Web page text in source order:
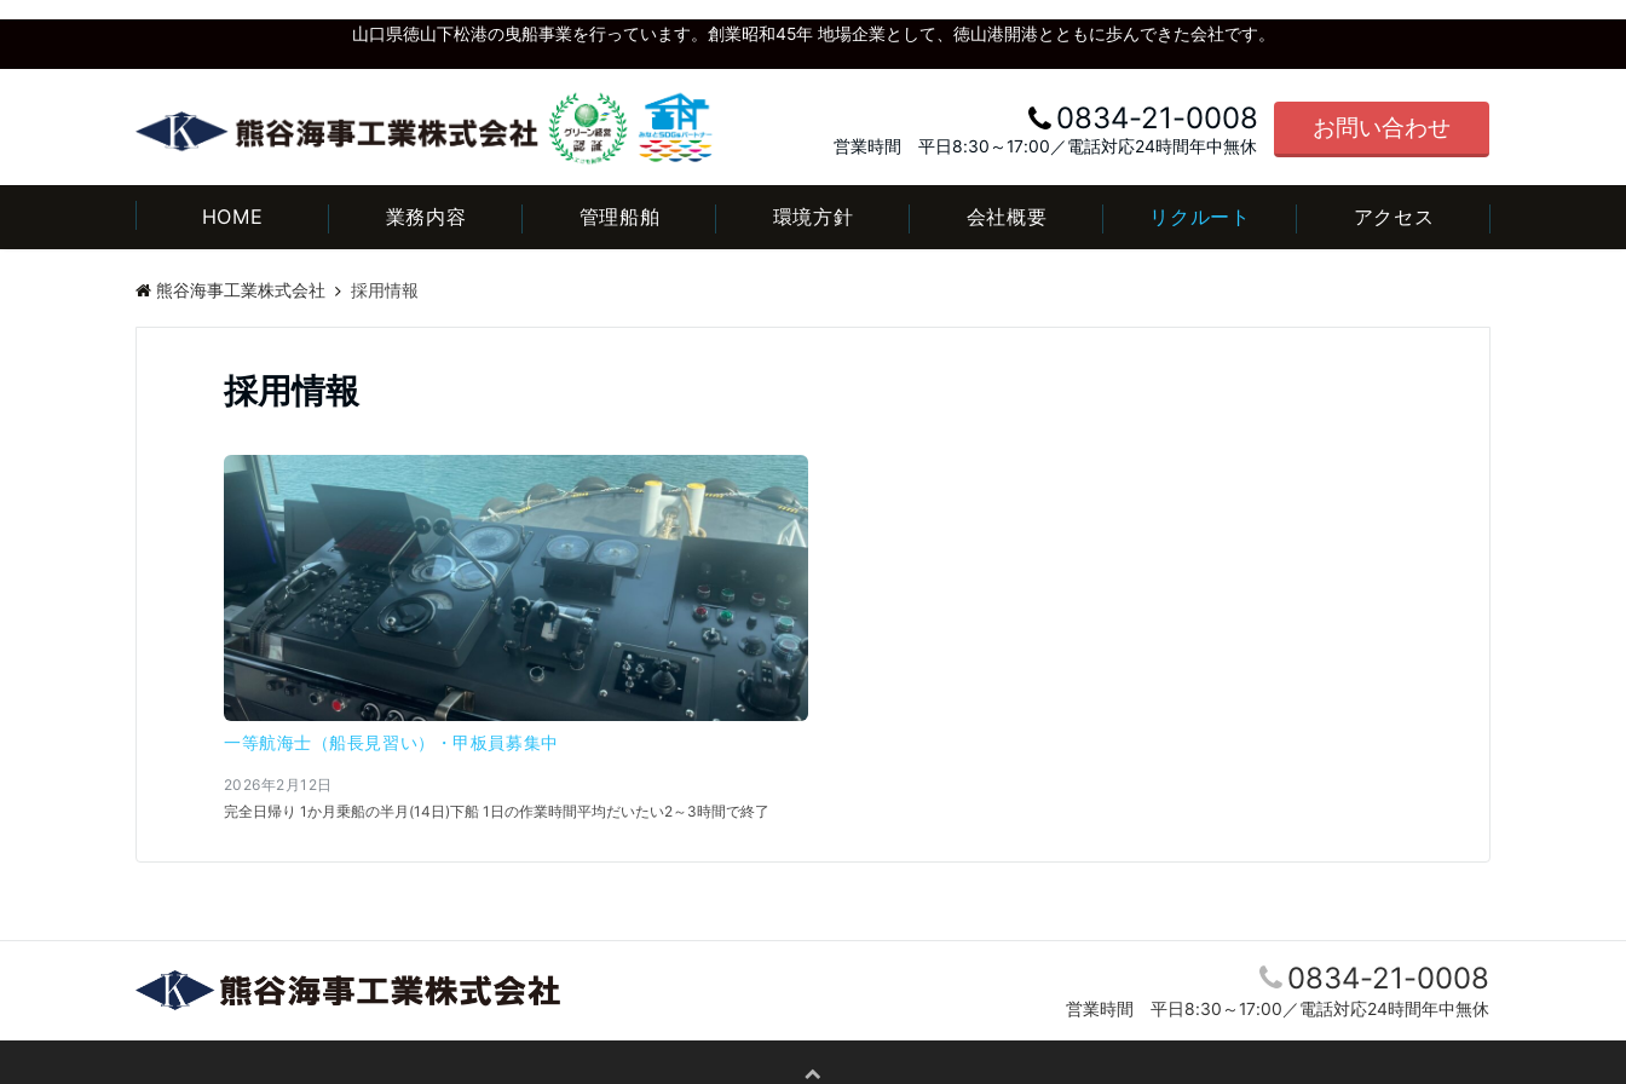
山口県徳山下松港の曳船事業を行っています。創業昭和45年 地場企業として、徳山港開港とともに歩んできた会社です。
0834-21-0008
営業時間 平日8:30～17:00／電話対応24時間年中無休
お問い合わせ
HOME 業務内容 管理船舶 環境方針 会社概要 リクルート アクセス
熊谷海事工業株式会社 採用情報
採用情報
一等航海士（船長見習い）・甲板員募集中
2026年2月12日
完全日帰り 1か月乗船の半月(14日)下船 1日の作業時間平均だいたい2～3時間で終了
0834-21-0008
営業時間 平日8:30～17:00／電話対応24時間年中無休